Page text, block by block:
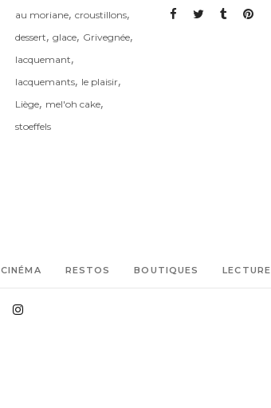
au moriane, croustillons,
dessert, glace, Grivegnée,
lacquemant,
lacquemants, le plaisir,
Liège, mel'oh cake,
stoeffels
CINÉMA RESTOS BOUTIQUES LECTURE